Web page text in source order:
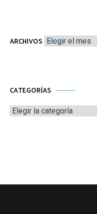
ARCHIVOS Archivos
CATEGORÍAS
Categorías